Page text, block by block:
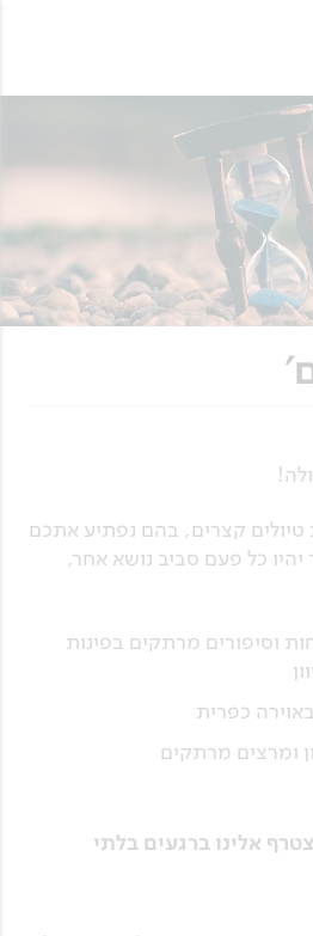
קצרים, בהם נפתיע אתכם
כל פעם סביב נושא אחר,
וסיפורים מרתקים בפינות
כפרית
ומרצים מרתקים
אלינו ברגעים בלתי